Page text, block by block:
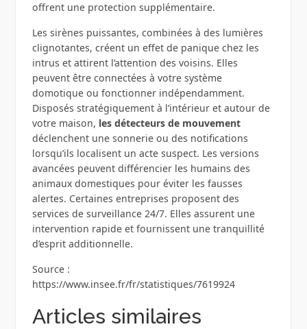
offrent une protection supplémentaire.
Les sirènes puissantes, combinées à des lumières
clignotantes, créent un effet de panique chez les
intrus et attirent l’attention des voisins. Elles
peuvent être connectées à votre système
domotique ou fonctionner indépendamment.
Disposés stratégiquement à l’intérieur et autour de
votre maison, les détecteurs de mouvement
déclenchent une sonnerie ou des notifications
lorsqu’ils localisent un acte suspect. Les versions
avancées peuvent différencier les humains des
animaux domestiques pour éviter les fausses
alertes. Certaines entreprises proposent des
services de surveillance 24/7. Elles assurent une
intervention rapide et fournissent une tranquillité
d’esprit additionnelle.
Source :
https://www.insee.fr/fr/statistiques/7619924
Articles similaires